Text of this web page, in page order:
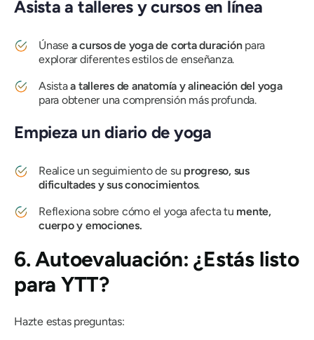
Asista a talleres y cursos en línea
Únase a cursos de yoga de corta duraciónpara
explorar diferentes estilos de enseñanza.
Asistaa talleres de anatomía y alineación del yoga
para obtener una comprensión más profunda.
Empieza un diario de yoga
Realice un seguimiento de su progreso, sus
dificultades y sus conocimientos.
Reflexiona sobre cómo el yoga afecta tu mente,
cuerpo y emociones.
6. Autoevaluación: ¿Estás listo
para YTT?
Hazte estas preguntas: